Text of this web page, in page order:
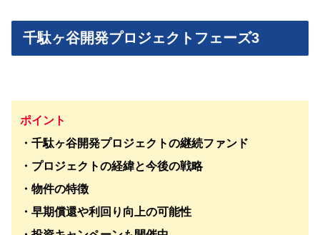
千駄ヶ谷開発プロジェクトフェーズ3
ポイント
・千駄ヶ谷開発プロジェクトの継続ファンド
・プロジェクトの経緯と今後の戦略
・物件の特徴
・早期償還や利回り向上の可能性